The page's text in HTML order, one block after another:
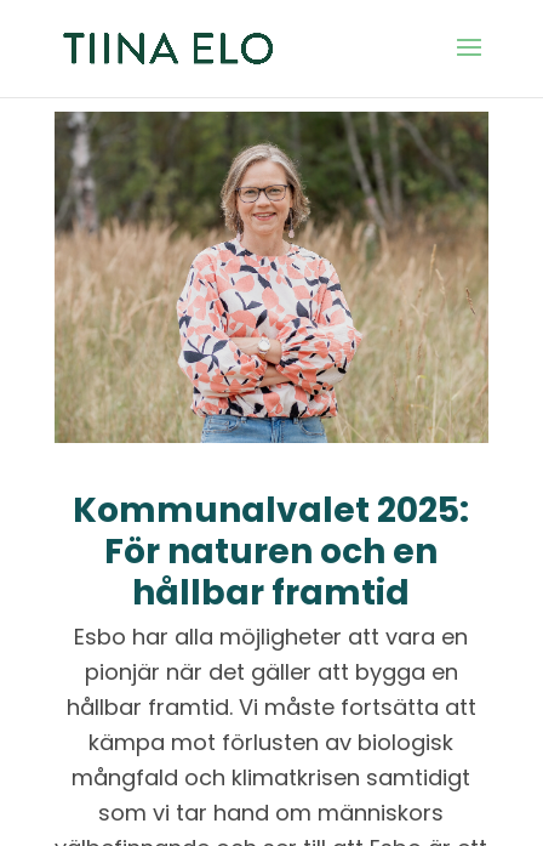
Kommunalvalet 2025:
För naturen och en
hållbar framtid
Esbo har alla möjligheter att vara en
pionjär när det gäller att bygga en
hållbar framtid. Vi måste fortsätta att
kämpa mot förlusten av biologisk
mångfald och klimatkrisen samtidigt
som vi tar hand om människors